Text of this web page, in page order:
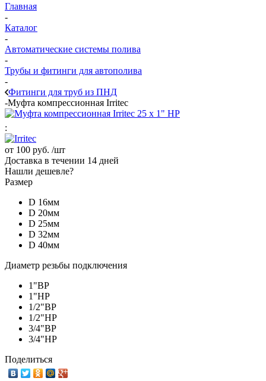
Главная
-
Каталог
-
Автоматические системы полива
-
Трубы и фитинги для автополива
-
Фитинги для труб из ПНД
-Муфта компрессионная Irritec
:
от 100 руб. /шт
Доставка в течении 14 дней
Нашли дешевле?
Размер
D 16мм
D 20мм
D 25мм
D 32мм
D 40мм
Диаметр резьбы подключения
1"ВР
1"НР
1/2"ВР
1/2"НР
3/4"ВР
3/4"НР
Поделиться